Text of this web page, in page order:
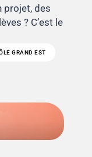
projet, des
? C’est le
GRAND EST